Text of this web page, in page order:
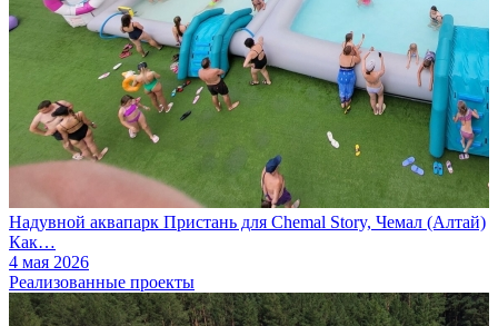
Надувной аквапарк Пристань для Chemal Story, Чемал (Алтай)
Как…
4 мая 2026
Реализованные проекты